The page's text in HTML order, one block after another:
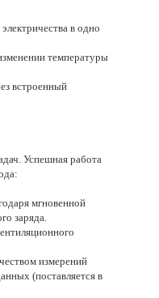
в одно
температуры
встроенный
Успешная работа
мгновенной
заряда.
измерений
(поставляется в